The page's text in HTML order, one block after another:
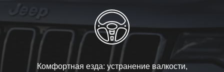
Комфортная езда: устранение валкости,